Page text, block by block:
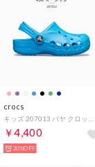
crocs
￥4,400
20%OFF